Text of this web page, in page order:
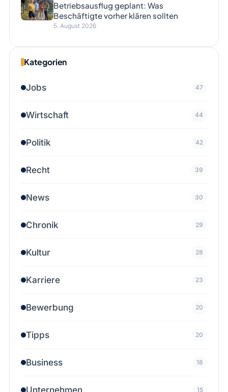
Betriebsausflug geplant: Was
Beschäftigte vorher klären sollten
5. August 2026
Kategorien
Jobs 47
Wirtschaft 44
Politik 42
Recht 39
News 30
Chronik 29
Kultur 28
Karriere 23
Bewerbung 20
Tipps 20
Business 18
15